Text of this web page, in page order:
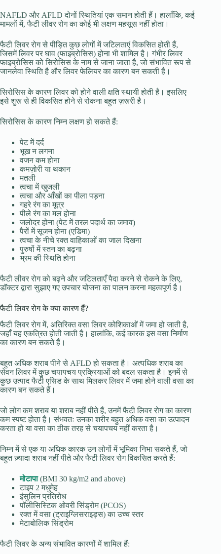
NAFLD और AFLD दोनों स्थितियां एक समान होती हैं। हालाँकि, कई
मामलों में, फैटी लीवर रोग का कोई भी लक्षण महसूस नहीं होता।
फैटी लिवर रोग से पीड़ित कुछ लोगों में जटिलताएं विकसित होती हैं,
जिसमें लिवर पर घाव (फाइब्रोसिस) होना भी शामिल है। गंभीर लिवर
फाइब्रोसिस को सिरोसिस के नाम से जाना जाता है, जो संभावित रूप से
जानलेवा स्थिति है और लिवर फेलियर का कारण बन सकती है।
सिरोसिस के कारण लिवर को होने वाली क्षति स्थायी होती है। इसलिए
इसे शुरू से ही विकसित होने से रोकना बहुत ज़रूरी है।
सिरोसिस के कारण निम्न लक्षण हो सकते हैं:
पेट में दर्द
भूख न लगना
वजन कम होना
कमज़ोरी या थकान
मतली
त्वचा में खुजली
त्वचा और आँखों का पीला पड़ना
गहरे रंग का मूत्र
पीले रंग का मल होना
जलोदर होना (पेट में तरल पदार्थ का जमाव)
पैरों में सूजन होना (एडिमा)
त्वचा के नीचे रक्त वाहिकाओं का जाल दिखना
पुरुषों में स्तन का बढ़ना
भ्रम की स्थिति होना
फैटी लीवर रोग को बढ़ने और जटिलताएँ पैदा करने से रोकने के लिए,
डॉक्टर द्वारा सुझाए गए उपचार योजना का पालन करना महत्वपूर्ण है।
फैटी लिवर रोग के क्या कारण हैं?
फैटी लिवर रोग में, अतिरिक्त वसा लिवर कोशिकाओं में जमा हो जाती है,
जहाँ यह एकत्रित होती जाती है। हालांकि, कई कारक इस वसा निर्माण
का कारण बन सकते हैं।
बहुत अधिक शराब पीने से AFLD हो सकता है। अत्यधिक शराब का
सेवन लिवर में कुछ चयापचय प्रक्रियाओं को बदल सकता है। इनमें से
कुछ उत्पाद फैटी एसिड के साथ मिलकर लिवर में जमा होने वाली वसा का
कारण बन सकते हैं।
जो लोग कम शराब या शराब नहीं पीते हैं, उनमें फैटी लिवर रोग का कारण
कम स्पष्ट होता है। संभवतः उनका शरीर बहुत अधिक वसा का उत्पादन
करता हो या वसा का ठीक तरह से चयापचय नहीं करता है।
निम्न में से एक या अधिक कारक उन लोगों में भूमिका निभा सकते हैं, जो
बहुत ज़्यादा शराब नहीं पीते और फैटी लिवर रोग विकसित करते हैं:
मोटापा(BMI 30 kg/m2 and above)
टाइप 2 मधुमेह
इंसुलिन प्रतिरोध
पॉलीसिस्टिक ओवरी सिंड्रोम (PCOS)
रक्त में वसा (ट्राइग्लिसराइड्स) का उच्च स्तर
मेटाबोलिक सिंड्रोम
फैटी लिवर के अन्य संभावित कारणों में शामिल हैं: